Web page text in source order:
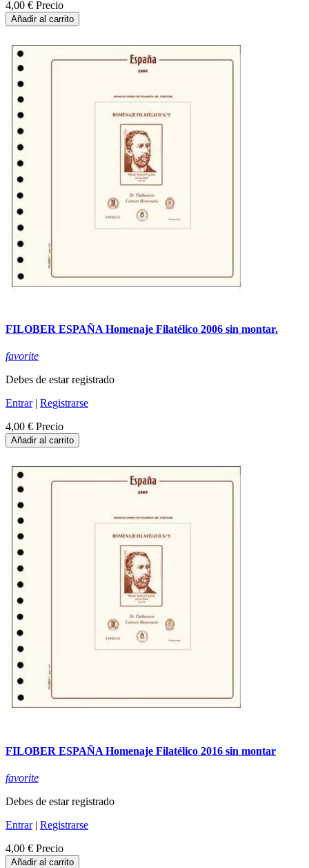
4,00 € Precio
Añadir al carrito
FILOBER ESPAÑA Homenaje Filatélico 2006 sin montar.
favorite
Debes de estar registrado
Entrar| Registrarse
4,00 € Precio
Añadir al carrito
FILOBER ESPAÑA Homenaje Filatélico 2016 sin montar
favorite
Debes de estar registrado
Entrar| Registrarse
4,00 € Precio
Añadir al carrito